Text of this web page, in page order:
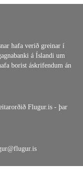
hafa verið greinar í
á Íslandi um
borist áskrifendum án
Flugur.is - þar